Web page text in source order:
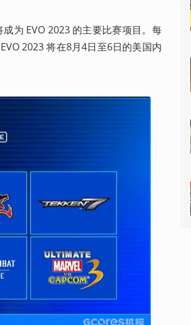
为 EVO 2023 的主要比赛项目。每
2023 将在8月4日至6日的美国内